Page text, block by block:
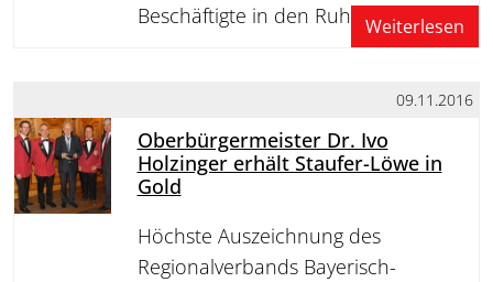
Beschäftigte in den RuhestandWeiterlesen
09.11.2016
Oberbürgermeister Dr. Ivo
Holzinger erhält Staufer-Löwe in
Gold
Höchste Auszeichnung des
Regionalverbands Bayerisch-